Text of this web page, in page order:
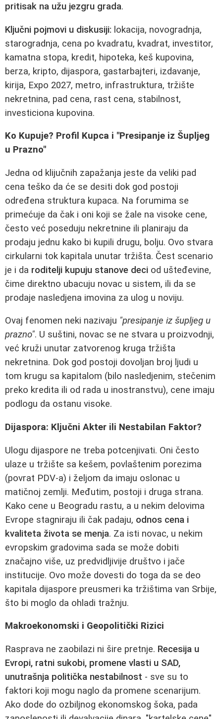
pritisak na užu jezgru grada.
Ključni pojmovi u diskusiji: lokacija, novogradnja,
starogradnja, cena po kvadratu, kvadrat, investitor,
kamatna stopa, kredit, hipoteka, keš kupovina,
berza, kripto, dijaspora, gastarbajteri, izdavanje,
kirija, Expo 2027, metro, infrastruktura, tržište
nekretnina, pad cena, rast cena, stabilnost,
investiciona kupovina.
Ko Kupuje? Profil Kupca i "Presipanje iz Šupljeg
u Prazno"
Jedna od klijučnih zapažanja jeste da veliki pad
cena teško da će se desiti dok god postoji
određena struktura kupaca. Na forumima se
primećuje da čak i oni koji se žale na visoke cene,
često već poseduju nekretnine ili planiraju da
prodaju jednu kako bi kupili drugu, bolju. Ovo stvara
cirkularni tok kapitala unutar tržišta. Čest scenario
je i da roditelji kupuju stanove deci od ušteđevine,
čime direktno ubacuju novac u sistem, ili da se
prodaje nasledjena imovina za ulog u noviju.
Ovaj fenomen neki nazivaju "presipanje iz šupljeg u
prazno". U suštini, novac se ne stvara u proizvodnji,
već kruži unutar zatvorenog kruga tržišta
nekretnina. Dok god postoji dovoljan broj ljudi u
tom krugu sa kapitalom (bilo nasledjenim, stečenim
preko kredita ili od rada u inostranstvu), cene imaju
podlogu da ostanu visoke.
Dijaspora: Ključni Akter ili Nestabilan Faktor?
Ulogu dijasporе ne treba potcenjivati. Oni često
ulaze u tržište sa kešem, povlaštenim porezima
(povrat PDV-a) i željom da imaju oslonac u
matičnoj zemlji. Međutim, postoji i druga strana.
Kako cene u Beogradu rastu, a u nekim delovima
Evrope stagniraju ili čak padaju, odnos cena i
kvaliteta života se menja. Za isti novac, u nekim
evropskim gradovima sada se može dobiti
značajno više, uz predvidljivije društvo i jače
institucije. Ovo može dovesti do toga da se deo
kapitala dijasporе preusmeri ka tržištima van Srbije,
što bi moglo da ohladi tražnju.
Makroekonomski i Geopolitički Rizici
Rasprava ne zaobilazi ni šire pretnje. Recesija u
Evropi, ratni sukobi, promene vlasti u SAD,
unutrašnja politička nestabilnost - sve su to
faktori koji mogu naglo da promene scenarijum.
Ako dode do ozbiljnog ekonomskog šoka, pada